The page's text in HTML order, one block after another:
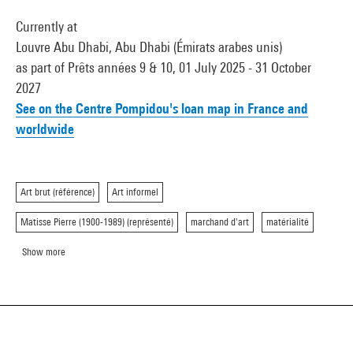
Currently at
Louvre Abu Dhabi, Abu Dhabi (Émirats arabes unis)
as part of Prêts années 9 & 10, 01 July 2025 - 31 October
2027
See on the Centre Pompidou's loan map in France and
worldwide
Art brut (référence) Art informel
Matisse Pierre (1900-1989) (représenté) marchand d'art matérialité
Show more